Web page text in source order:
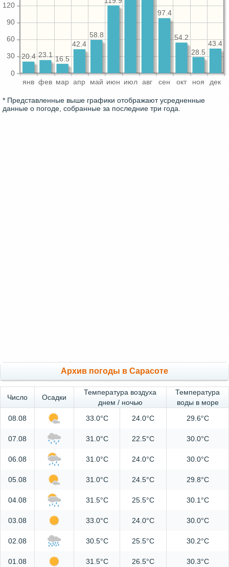
янв фев мар апр май июн июл авг сен окт ноя дек
0
30
60
90
120
43.4
28.5
54.2
97.4
58.8
42.4
16.5
23.1
20.4
* Представленные выше графики отображают усредненные
данные о погоде, собранные за последние три года.
Архив погоды в Сарасоте
Число Осадки
Температура воздуха
днем / ночью
Температура
воды в море
08.08
33.0°C 24.0°C 29.6°C
07.08 31.0°C 22.5°C 30.0°C
06.08 31.0°C 24.0°C 30.0°C
05.08 31.0°C 24.5°C 29.8°C
04.08 31.5°C 25.5°C 30.1°C
03.08 33.0°C 24.0°C 30.0°C
02.08 30.5°C 25.5°C 30.2°C
01.08 31.5°C 26.5°C 30.3°C